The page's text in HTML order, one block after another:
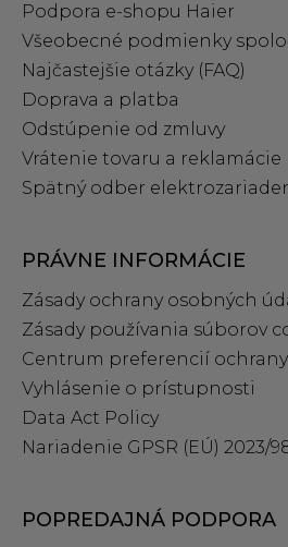
Podpora e‑shopu Haier
Všeobecné podmienky
Najčastejšie otázky (FAQ)
Doprava a platba
Odstúpenie od zmluvy
Vrátenie tovaru a reklamácie
Spätný odber
PRÁVNE INFORMÁCIE
Zásady ochrany osobných
Zásady používania súborov
Centrum preferencií
Vyhlásenie o prístupnosti
Data Act Policy
Nariadenie GPSR (EÚ) 2023/
POPREDAJNÁ PODPORA